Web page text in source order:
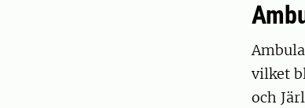
vilket
och